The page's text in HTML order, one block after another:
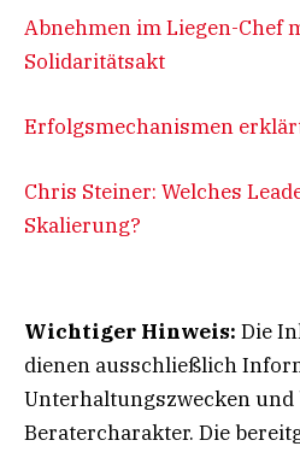
Abnehmen im Liegen-Chef
Solidaritätsakt
Erfolgsmechanismen
Chris Steiner: Welches
Skalierung?
Wichtiger Hinweis: Die
dienen ausschließlich
Unterhaltungszwecken und
Beratercharakter. Die